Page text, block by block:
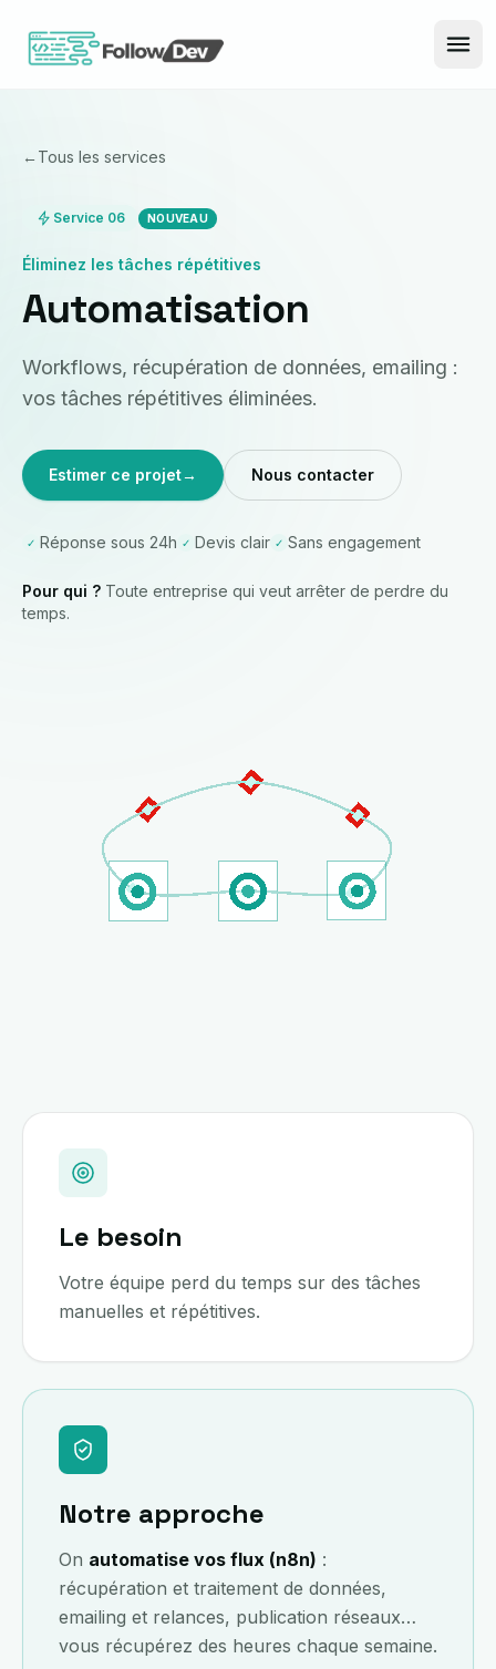
← Tous les services
Service 06 NOUVEAU
Éliminez les tâches répétitives
Automatisation
Workflows, récupération de données, emailing :
vos tâches répétitives éliminées.
Estimer ce projet→ Nous contacter
✓ Réponse sous 24h ✓ Devis clair ✓ Sans engagement
Pour qui ? Toute entreprise qui veut arrêter de perdre du
temps.
Le besoin
Votre équipe perd du temps sur des tâches
manuelles et répétitives.
Notre approche
On automatise vos flux (n8n) :
récupération et traitement de données,
emailing et relances, publication réseaux…
vous récupérez des heures chaque semaine.